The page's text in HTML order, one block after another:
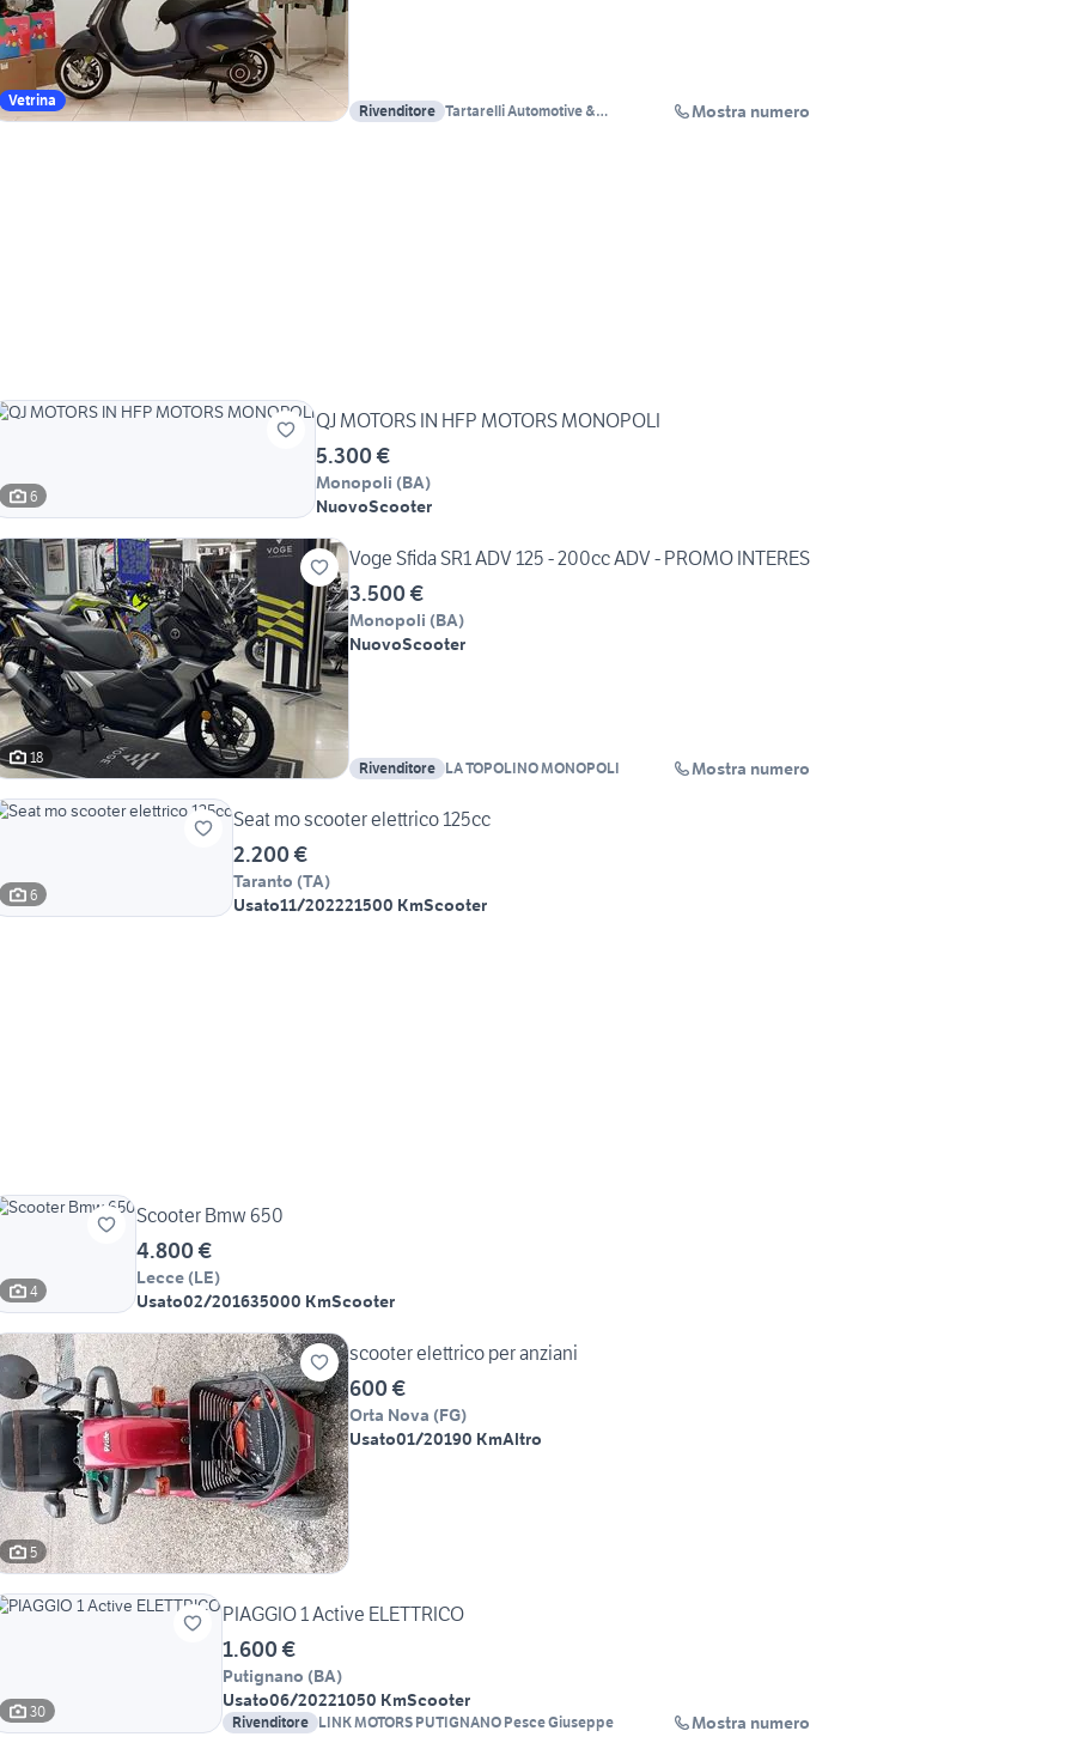
Vetrina
Rivenditore Tartarelli Automotive &
Mostra numero
6
QJ MOTORS IN HFP MOTORS MONOPOLI
5.300 €
Monopoli (BA)
NuovoScooter
18
Voge Sfida SR1 ADV 125 - 200cc ADV - PROMO INTERES
3.500 €
Monopoli (BA)
NuovoScooter
Rivenditore LA TOPOLINO MONOPOLI Mostra numero
6
Seat mo scooter elettrico 125cc
2.200 €
Taranto (TA)
Usato11/202221500 KmScooter
4
Scooter Bmw 650
4.800 €
Lecce (LE)
Usato02/201635000 KmScooter
5
scooter elettrico per anziani
600 €
Orta Nova (FG)
Usato01/20190 KmAltro
30
PIAGGIO 1 Active ELETTRICO
1.600 €
Putignano (BA)
Usato06/20221050 KmScooter
Rivenditore LINK MOTORS PUTIGNANO Pesce Giuseppe Mostra numero